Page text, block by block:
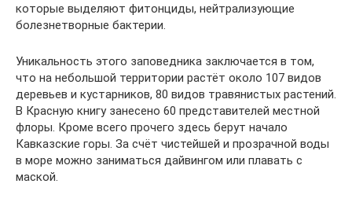
которые выделяют фитонциды, нейтрализующие
болезнетворные бактерии.
Уникальность этого заповедника заключается в том,
что на небольшой территории растёт около 107 видов
деревьев и кустарников, 80 видов травянистых растений.
В Красную книгу занесено 60 представителей местной
флоры. Кроме всего прочего здесь берут начало
Кавказские горы. За счёт чистейшей и прозрачной воды
в море можно заниматься дайвингом или плавать с
маской.